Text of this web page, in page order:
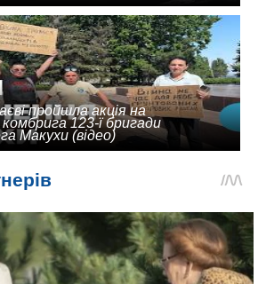
пройшла акція на
123-ї бригади
Макухи (відео)